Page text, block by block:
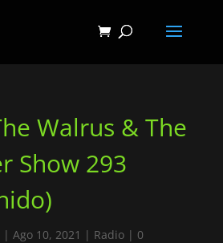
Walrus & The
Show 293
| Ago 10, 2021 | Radio| 0